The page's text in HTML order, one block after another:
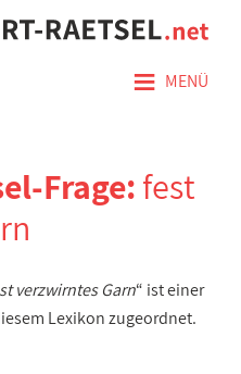
≡ MENÜ
Frage:fest
verzwirntes Garn“ ist einer
Lexikon zugeordnet.